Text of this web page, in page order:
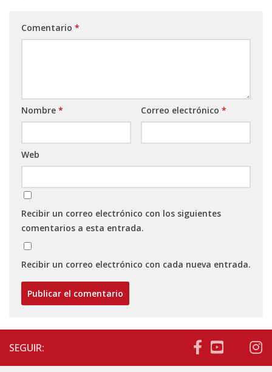
Comentario *
Nombre * Correo electrónico *
Web
Recibir un correo electrónico con los siguientes
comentarios a esta entrada.
Recibir un correo electrónico con cada nueva entrada.
SEGUIR: